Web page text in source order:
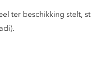
ter beschikking stelt,